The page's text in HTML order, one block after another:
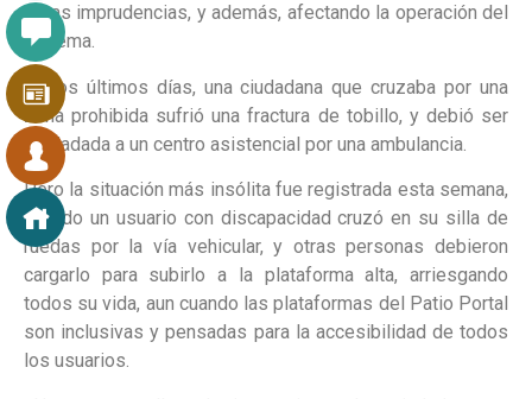
estas imprudencias, y además, afectando la operación del
sistema.
En los últimos días, una ciudadana que cruzaba por una
zona prohibida sufrió una fractura de tobillo, y debió ser
trasladada a un centro asistencial por una ambulancia.
Pero la situación más insólita fue registrada esta semana,
cuando un usuario con discapacidad cruzó en su silla de
ruedas por la vía vehicular, y otras personas debieron
cargarlo para subirlo a la plataforma alta, arriesgando
todos su vida, aun cuando las plataformas del Patio Portal
son inclusivas y pensadas para la accesibilidad de todos
los usuarios.